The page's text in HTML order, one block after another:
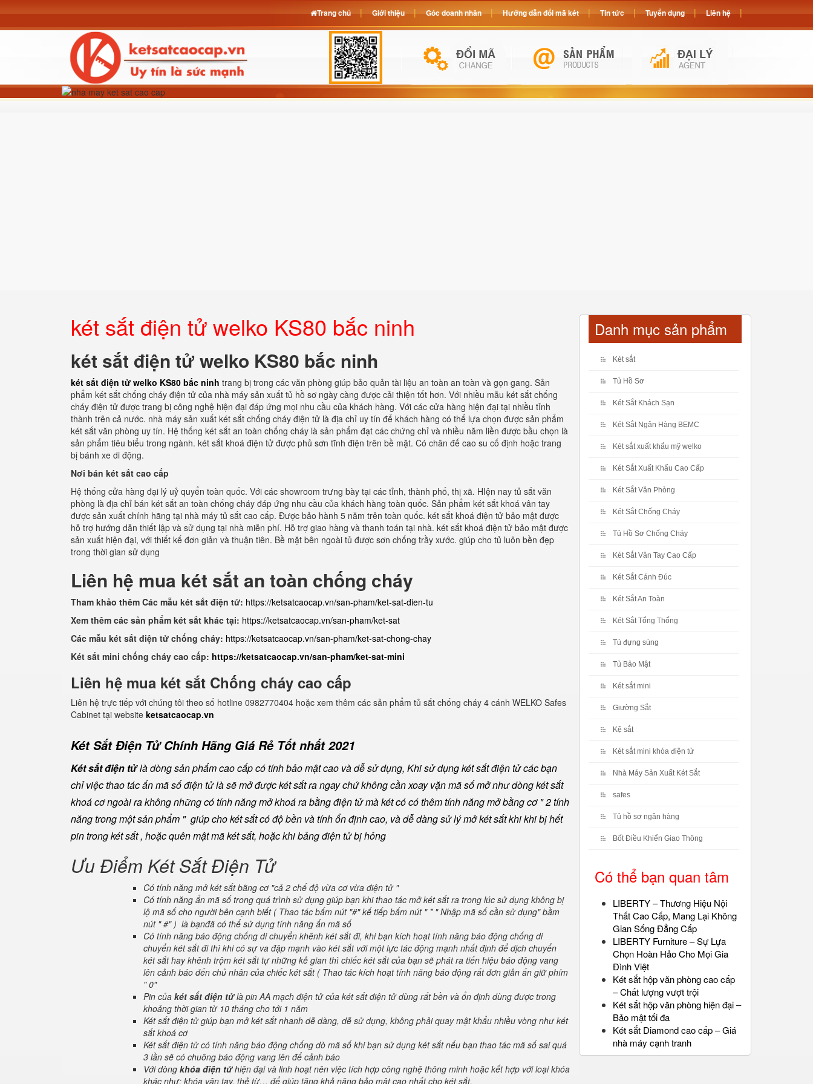
két sắt điện tử welko KS80 bắc ninh
két sắt điện tử welko KS80 bắc ninh
két sắt điện tử welko KS80 bắc ninh trang bị trong các văn phòng giúp bảo quản tài liệu an toàn an toàn và gọn gang. Sản
phẩm két sắt chống cháy điện tử của nhà máy sản xuất tủ hồ sơ ngày càng được cải thiện tốt hơn. Với nhiều mẫu két sắt chống
cháy điện tử được trang bị công nghệ hiện đại đáp ứng mọi nhu cầu của khách hàng. Với các cửa hàng hiện đại tại nhiều tỉnh
thành trên cả nước. nhà máy sản xuất két sắt chống cháy điện tử là địa chỉ uy tín để khách hàng có thể lựa chọn được sản phẩm
két sắt văn phòng uy tín. Hệ thống két sắt an toàn chống cháy là sản phẩm đạt các chứng chỉ và nhiều năm liền được bầu chọn là
sản phẩm tiêu biểu trong ngành. két sắt khoá điện tử được phủ sơn tĩnh điện trên bề mặt. Có chân đế cao su cố định hoặc trang
bị bánh xe di động.
Nơi bán két sắt cao cấp
Hệ thống cửa hàng đại lý uỷ quyển toàn quốc. Với các showroom trưng bày tại các tỉnh, thành phố, thị xã. HIện nay tủ sắt văn
phòng là địa chỉ bán két sắt an toàn chống cháy đáp ứng nhu cầu của khách hàng toàn quốc. Sản phẩm két sắt khoá vân tay
được sản xuất chính hãng tại nhà máy tủ sắt cao cấp. Được bảo hành 5 năm trên toàn quốc. két sắt khoá điện tử bảo mật được
hỗ trợ hướng dẫn thiết lập và sử dụng tại nhà miễn phí. Hỗ trợ giao hàng và thanh toán tại nhà. két sắt khoá điện tử bảo mật được
sản xuất hiện đại, với thiết kế đơn giản và thuận tiên. Bề mặt bên ngoài tủ được sơn chống trầy xước. giúp cho tủ luôn bền đẹp
trong thời gian sử dụng
Liên hệ mua két sắt an toàn chống cháy
Tham khảo thêm Các mẫu két sắt điện tử: https://ketsatcaocap.vn/san-pham/ket-sat-dien-tu
Xem thêm các sản phẩm két sắt khác tại: https://ketsatcaocap.vn/san-pham/ket-sat
Các mẫu két sắt điện tử chống cháy: https://ketsatcaocap.vn/san-pham/ket-sat-chong-chay
Két sắt mini chống cháy cao cấp: https://ketsatcaocap.vn/san-pham/ket-sat-mini
Liên hệ mua két sắt Chống cháy cao cấp
Liên hệ trực tiếp với chúng tôi theo số hotline 0982770404 hoặc xem thêm các sản phẩm tủ sắt chống cháy 4 cánh WELKO Safes
Cabinet tại website ketsatcaocap.vn
Két Sắt Điện Tử Chính Hãng Giá Rẻ Tốt nhất 2021
Két sắt điện tửlà dòng sản phẩm cao cấp có tính bảo mật cao và dễ sử dụng, Khi sử dụng két sắt điện tử các bạn
chỉ việc thao tác ấn mã số điện tử là sẽ mở được két sắt ra ngay chứ không cần xoay vặn mã số mở như dòng két sắt
khoá cơ ngoài ra không những có tính năng mở khoá ra bằng điện tử mà két có có thêm tính năng mở bằng cơ " 2 tính
năng trong một sản phẩm " giúp cho két sắt có độ bền và tính ổn định cao, và dễ dàng sử lý mở két sắt khi khi bị hết
pin trong két sắt , hoặc quên mật mã két sắt, hoặc khi bảng điện tử bị hỏng
Ưu Điểm Két Sắt Điện Tử
Có tính năng mở két sắt bằng cơ "cả 2 chế độ vừa cơ vừa điện tử "
Có tính năng ẩn mã số trong quá trình sử dụng giúp bạn khi thao tác mở két sắt ra trong lúc sử dụng không bị
lộ mã số cho người bên cạnh biết ( Thao tác bấm nút "#" kế tiếp bấm nút " * " Nhập mã số cần sử dụng" bầm
nút " #" ) là bạnđã có thể sử dụng tính năng ẩn mã số
Có tính năng báo động chống di chuyển khênh két sắt đi, khi bạn kích hoạt tính năng báo động chống di
chuyển két sắt đi thì khi có sự va đập mạnh vào két sắt với một lực tác động mạnh nhất định để dịch chuyển
két sắt hay khênh trộm két sắt tự những kẻ gian thì chiếc két sắt của bạn sẽ phát ra tiến hiệu báo động vang
lên cảnh báo đến chủ nhân của chiếc két sắt ( Thao tác kích hoạt tính năng báo động rất đơn giản ấn giữ phím
" 0"
Pin của két sắt điện tửlà pin AA mạch điện tử của két sắt điện tử dùng rất bền và ổn định dùng được trong
khoảng thời gian từ 10 tháng cho tới 1 năm
Két sắt điện tử giúp bạn mở két sắt nhanh dễ dàng, dễ sử dụng, không phải quay mật khẩu nhiều vòng như két
sắt khoá cơ
Két sắt điện tử có tính năng báo động chống dò mã số khi bạn sử dụng két sắt nếu bạn thao tác mã số sai quá
3 lần sẽ có chuông báo động vang lên để cảnh báo
Với dòng khóa điện tửhiện đại và linh hoạt nên việc tích hợp công nghệ thông minh hoặc kết hợp với loại khóa
khác như: khóa vân tay, thẻ từ… để giúp tăng khả năng bảo mật cao nhất cho két sắt.
Danh mục sản phẩm
Két sắt
Tủ Hồ Sơ
Két Sắt Khách Sạn
Két Sắt Ngân Hàng BEMC
Két sắt xuất khẩu mỹ welko
Két Sắt Xuất Khẩu Cao Cấp
Két Sắt Văn Phòng
Két Sắt Chống Cháy
Tủ Hồ Sơ Chống Cháy
Két Sắt Vân Tay Cao Cấp
Két Sắt Cánh Đúc
Két Sắt An Toàn
Két Sắt Tổng Thống
Tủ đựng súng
Tủ Bảo Mật
Két sắt mini
Giường Sắt
Kệ sắt
Két sắt mini khóa điện tử
Nhà Máy Sản Xuất Két Sắt
safes
Tủ hồ sơ ngân hàng
Bốt Điều Khiển Giao Thông
Có thể bạn quan tâm
LIBERTY – Thương Hiệu Nội
Thất Cao Cấp, Mang Lại Không
Gian Sống Đẳng Cấp
LIBERTY Furniture – Sự Lựa
Chọn Hoàn Hảo Cho Mọi Gia
Đình Việt
Két sắt hộp văn phòng cao cấp
– Chất lượng vượt trội
Két sắt hộp văn phòng hiện đại –
Bảo mật tối đa
Két sắt Diamond cao cấp – Giá
nhà máy cạnh tranh
Trang chủ Giới thiệu Góc doanh nhân Hướng dẫn đổi mã két Tin tức Tuyển dụng Liên hệ